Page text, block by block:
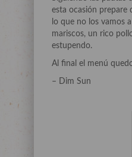
esta ocasión prepare
lo que no los vamos
mariscos, un rico
estupendo.
Al final el menú
– Dim Sun